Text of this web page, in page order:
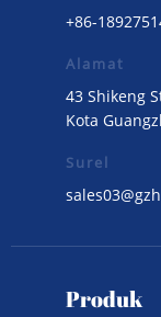
+86-
Alamat
43 Shikeng
Kota
Surel
Produk